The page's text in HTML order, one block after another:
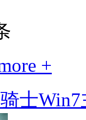
+
士Win7